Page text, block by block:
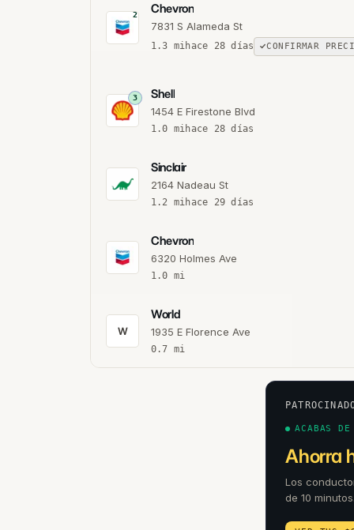
2 Chevron
7831 S Alameda St
1.3 mihace 28 días CONFIRMAR
3 Shell
1454 E Firestone Blvd
1.0 mihace 28 días
Sinclair
2164 Nadeau St
1.2 mihace 29 días
Chevron
6320 Holmes Ave
1.0 mi
W
World
1935 E Florence Ave
0.7 mi
ACABAS
Ahorra
Los
de 10